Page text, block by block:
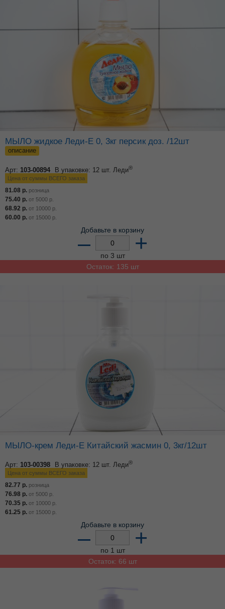
МЫЛО жидкое Леди-Е 0, 3кг персик доз. /12шт
описание
Арт: 103-00894 В упаковке: 12 шт. Леди®
Цена от суммы ВСЕГО заказа
81.08 р. розница
75.40 р. от 5000 р.
68.92 р. от 10000 р.
60.00 р. от 15000 р.
Добавьте в корзину
– +
по 3 шт
Остаток: 135 шт
МЫЛО-крем Леди-Е Китайский жасмин 0, 3кг/12шт
Арт: 103-00398 В упаковке: 12 шт. Леди®
Цена от суммы ВСЕГО заказа
82.77 р. розница
76.98 р. от 5000 р.
70.35 р. от 10000 р.
61.25 р. от 15000 р.
Добавьте в корзину
– +
по 1 шт
Остаток: 66 шт